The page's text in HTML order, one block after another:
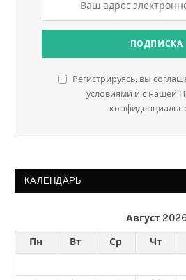
Регистрируясь, вы
условиями и с нашей
КАЛЕНДАРЬ
Август
Пн Вт Ср Чт